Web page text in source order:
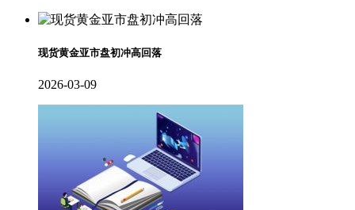
现货黄金亚市盘初冲高回落
2026-03-09